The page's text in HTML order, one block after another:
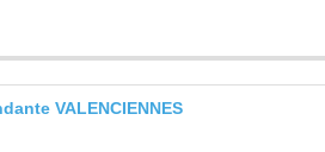
VALENCIENNES